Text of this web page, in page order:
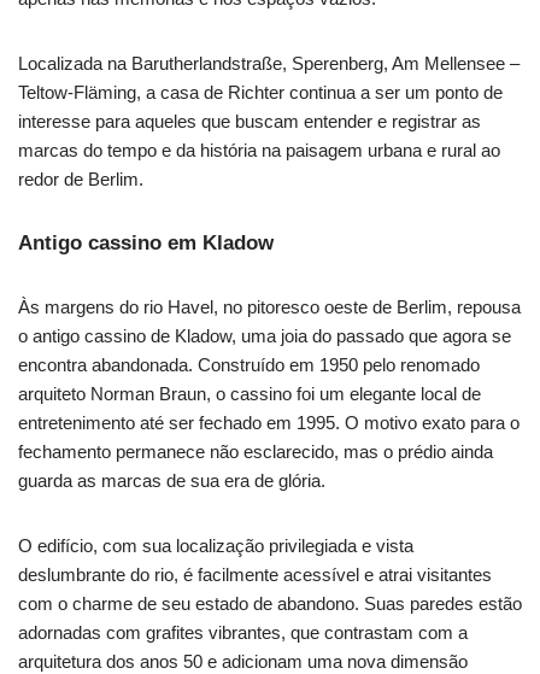
Localizada na Barutherlandstraße, Sperenberg, Am Mellensee –
Teltow-Fläming, a casa de Richter continua a ser um ponto de
interesse para aqueles que buscam entender e registrar as
marcas do tempo e da história na paisagem urbana e rural ao
redor de Berlim.
Antigo cassino em Kladow
Às margens do rio Havel, no pitoresco oeste de Berlim, repousa
o antigo cassino de Kladow, uma joia do passado que agora se
encontra abandonada. Construído em 1950 pelo renomado
arquiteto Norman Braun, o cassino foi um elegante local de
entretenimento até ser fechado em 1995. O motivo exato para o
fechamento permanece não esclarecido, mas o prédio ainda
guarda as marcas de sua era de glória.
O edifício, com sua localização privilegiada e vista
deslumbrante do rio, é facilmente acessível e atrai visitantes
com o charme de seu estado de abandono. Suas paredes estão
adornadas com grafites vibrantes, que contrastam com a
arquitetura dos anos 50 e adicionam uma nova dimensão